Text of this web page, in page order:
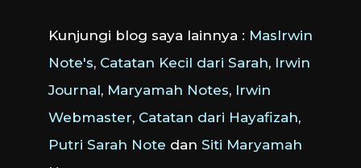
Kunjungi blog saya lainnya : MasIrwin
Note's, Catatan Kecil dari Sarah, Irwin
Journal, Maryamah Notes, Irwin
Webmaster, Catatan dari Hayafizah,
Putri Sarah Note dan Siti Maryamah